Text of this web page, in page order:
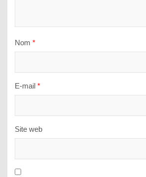
Nom *
E-mail *
Site web